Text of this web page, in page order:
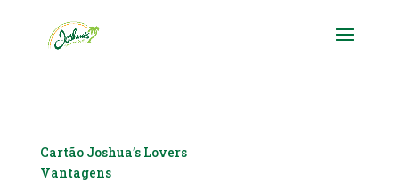
Cartão Joshua’s Lovers
Vantagens